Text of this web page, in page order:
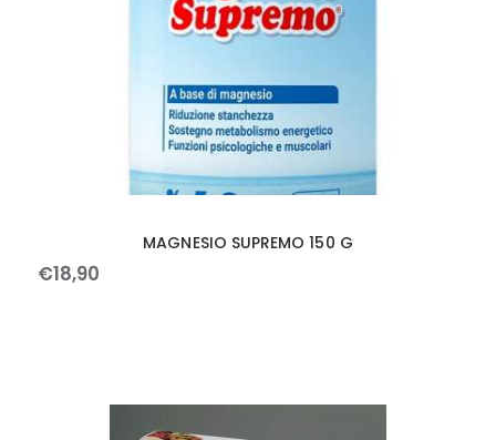
MAGNESIO SUPREMO 150 G
€18,90